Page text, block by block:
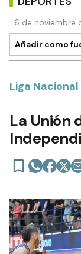
6 de noviembre
Añadir como
Liga
La Unión